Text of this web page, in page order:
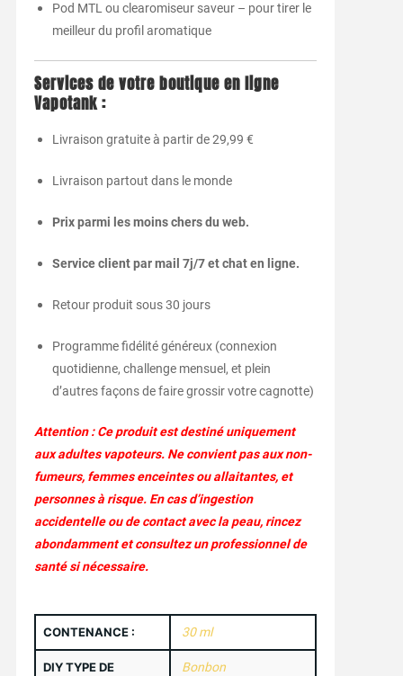
Pod MTL ou clearomiseur saveur – pour tirer le
meilleur du profil aromatique
Services de votre boutique en ligne
Vapotank :
Livraison gratuite à partir de 29,99 €
Livraison partout dans le monde
Prix parmi les moins chers du web.
Service client par mail 7j/7 et chat en ligne.
Retour produit sous 30 jours
Programme fidélité généreux (connexion
quotidienne, challenge mensuel, et plein
d’autres façons de faire grossir votre cagnotte)
Attention : Ce produit est destiné uniquement
aux adultes vapoteurs. Ne convient pas aux non-
fumeurs, femmes enceintes ou allaitantes, et
personnes à risque. En cas d’ingestion
accidentelle ou de contact avec la peau, rincez
abondamment et consultez un professionnel de
santé si nécessaire.
CONTENANCE : 30 ml
DIY TYPE DE
Bonbon